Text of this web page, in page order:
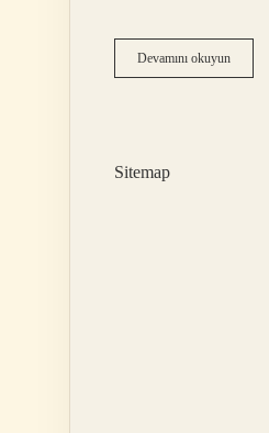
Devamını okuyunProf
Dr
Sitemap